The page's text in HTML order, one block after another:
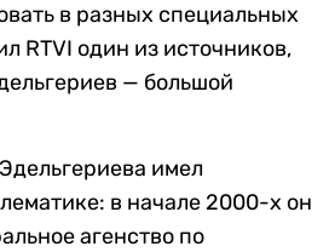
в разных специальных
RTVI один из источников,
— большой
имел
в начале 2000-х он
агенство по